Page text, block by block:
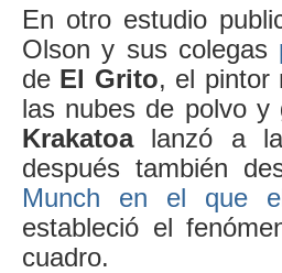
En otro estudio
Olson y sus colegas
de El Grito, el pintor
las nubes de polvo
Krakatoalanzó a la
después también
Munch en el que
estableció el
cuadro.